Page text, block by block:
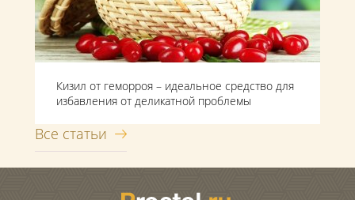
Кизил от геморроя – идеальное средство для
избавления от деликатной проблемы
Все статьи